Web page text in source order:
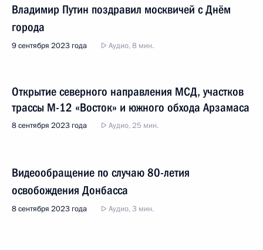
Владимир Путин поздравил москвичей с Днём
города
9 сентября 2023 года Аудио, 8 мин.
Открытие северного направления МСД, участков
трассы М-12 «Восток» и южного обхода Арзамаса
8 сентября 2023 года Аудио, 25 мин.
Видеообращение по случаю 80-летия
освобождения Донбасса
8 сентября 2023 года Аудио, 3 мин.